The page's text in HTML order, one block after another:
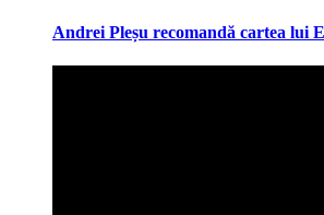
Andrei Pleșu recomandă cartea lui